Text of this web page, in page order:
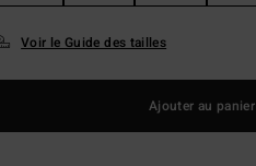
Voir le Guide des tailles
Ajouter au panier